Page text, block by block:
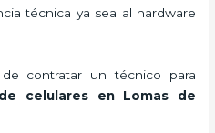
técnica ya sea al hardware
contratar un técnico para
celulares
en Lomas de